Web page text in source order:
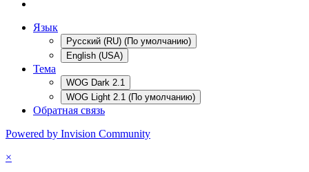
Язык
Русский (RU) (По умолчанию)
English (USA)
Тема
WOG Dark 2.1
WOG Light 2.1 (По умолчанию)
Обратная связь
Powered by Invision Community
×